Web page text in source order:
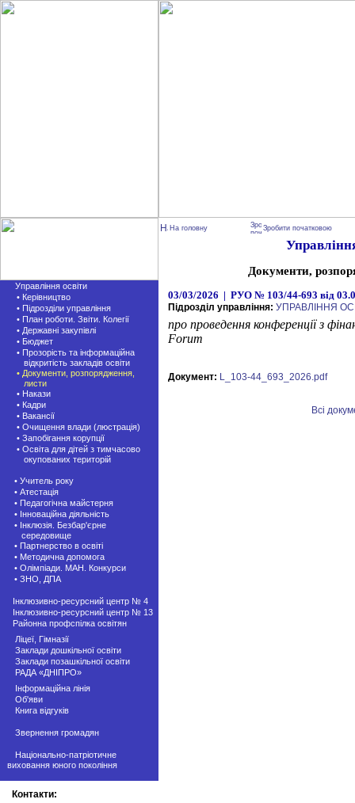
Управління освіти
• Керівництво
• Підрозділи управління
• План роботи. Звіти. Колегії
• Державні закупівлі
• Бюджет
• Прозорість та інформаційна
відкритість закладів освіти
• Документи, розпорядження,
листи
• Накази
• Кадри
• Вакансії
• Очищення влади (люстрація)
• Запобігання корупції
• Освіта для дітей з тимчасово
окупованих територій
• Учитель року
• Атестація
• Педагогічна майстерня
• Інноваційна діяльність
• Інклюзія. Безбар'єрне
середовище
• Партнерство в освіті
• Методична допомога
• Олімпіади. МАН. Конкурси
• ЗНО, ДПА
Інклюзивно-ресурсний центр № 4
Інклюзивно-ресурсний центр № 13
Районна профспілка освітян
Ліцеї, Гімназії
Заклади дошкільної освіти
Заклади позашкiльної освіти
РАДА «ДНІПРО»
Інформаційна лінія
Об'яви
Книга відгуків
Звернення громадян
Національно-патріотичне
виховання юного покоління
Контакти:
На головну Зробити початковою
Документи,
03/03/2026 | РУО № 103/44-693 від
Підрозділ управління: УПРАВЛІННЯ
про проведення конференції з
Forum
Документ: L_103-44_693_2026.pdf
Всі